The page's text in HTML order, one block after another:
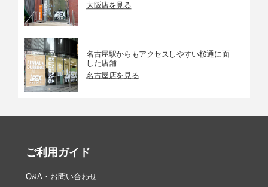
大阪店を見る
名古屋駅からもアクセスしやすい桜通に面
した店舗
名古屋店を見る
ご利用ガイド
Q&A・お問い合わせ